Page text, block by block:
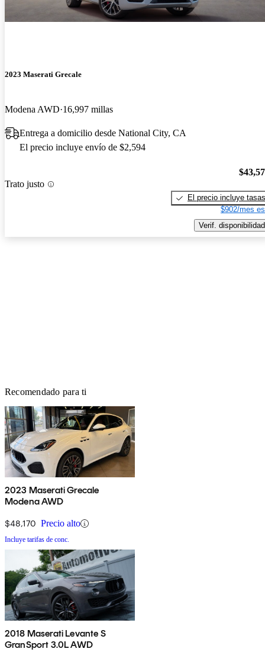
2023 Maserati Grecale
Modena AWD 16,997 millas
Entrega a domicilio desde National City, CA
El precio incluye envío de $2,594
Trato justo
El precio incluye tasas
$902/mes
Verif. disponibilidad
Recomendado para ti
2023 Maserati Grecale
Modena AWD
$48,170 Precio alto
Incluye tarifas de conc.
2018 Maserati Levante S
GranSport 3.0L AWD